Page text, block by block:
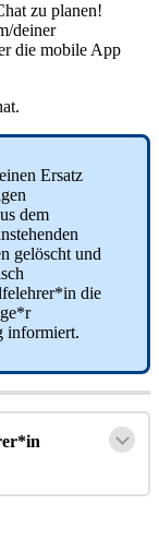
zu planen!
/deiner
die mobileApp
.
einen Ersatz
dem
gelöscht und
*in die
*r
informiert.
*in